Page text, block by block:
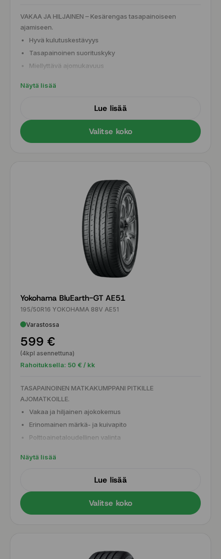
VAKAA JA HILJAINEN – Kesärengas tasapainoiseen
ajamiseen.
Hyvä kulutuskestävyys
Tasapainoinen suorituskyky
Miellyttävä ajomukavuus
Näytä lisää
Lue lisää
Valitse koko
Yokohama BluEarth-GT AE51
195/50R16 YOKOHAMA 88V AE51
Varastossa
599 €
(4kpl asennettuna)
Rahoituksella: 50 € / kk
TASAPAINOINEN MATKAKUMPPANI PITKILLE
AJOMATKOILLE.
Vakaa ja hiljainen ajokokemus
Erinomainen märkä- ja kuivapito
Polttoainetaloudellinen valinta
Näytä lisää
Lue lisää
Valitse koko